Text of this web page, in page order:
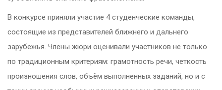
В конкурсе приняли участие 4 студенческие команды,
состоящие из представителей ближнего и дальнего
зарубежья. Члены жюри оценивали участников не только
по традиционным критериям: грамотность речи, четкость
произношения слов, объём выполненных заданий, но и с